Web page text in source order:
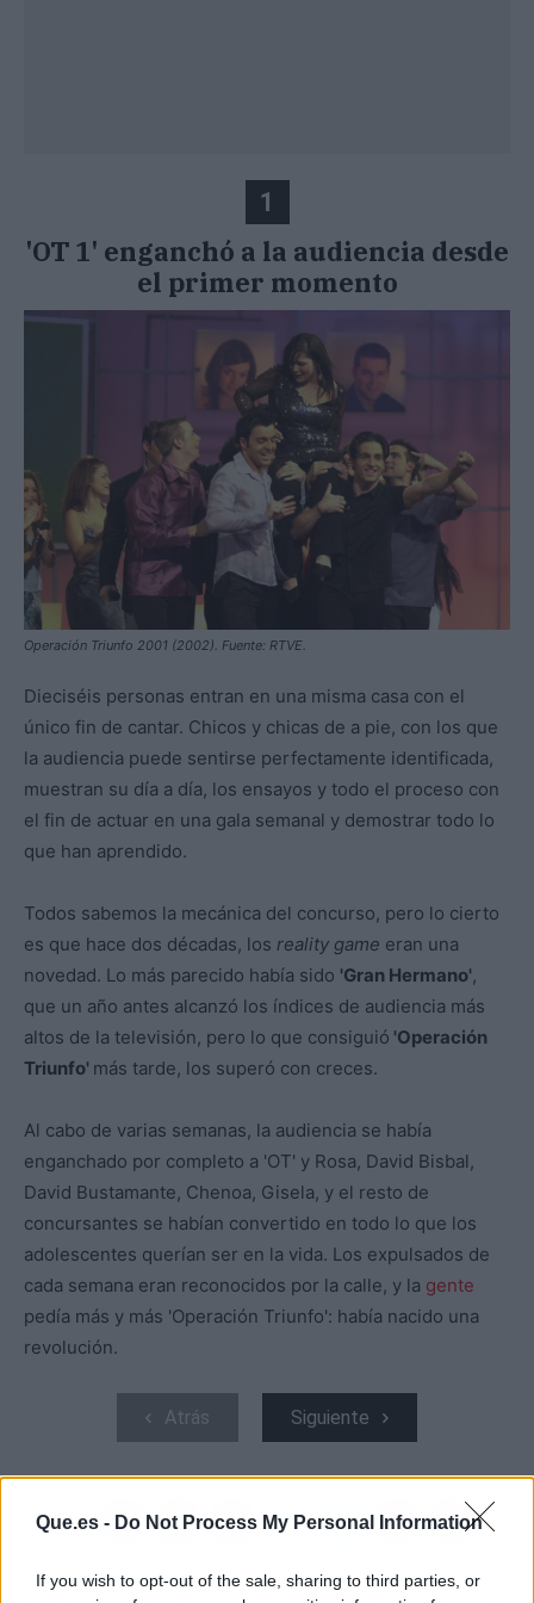
Que.es - Do Not Process My Personal Information
If you wish to opt-out of the sale, sharing to third parties, or
1
'OT 1' enganchó a la audiencia desde
el primer momento
Operación Triunfo 2001 (2002). Fuente: RTVE.
Dieciséis personas entran en una misma casa con el
único fin de cantar. Chicos y chicas de a pie, con los que
la audiencia puede sentirse perfectamente identificada,
muestran su día a día, los ensayos y todo el proceso con
el fin de actuar en una gala semanal y demostrar todo lo
que han aprendido.
Todos sabemos la mecánica del concurso, pero lo cierto
es que hace dos décadas, los reality game eran una
novedad. Lo más parecido había sido 'Gran Hermano',
que un año antes alcanzó los índices de audiencia más
altos de la televisión, pero lo que consiguió 'Operación
Triunfo' más tarde, los superó con creces.
Al cabo de varias semanas, la audiencia se había
enganchado por completo a 'OT' y Rosa, David Bisbal,
David Bustamante, Chenoa, Gisela, y el resto de
concursantes se habían convertido en todo lo que los
adolescentes querían ser en la vida. Los expulsados de
cada semana eran reconocidos por la calle, y la gente
pedía más y más 'Operación Triunfo': había nacido una
revolución.
Atrás Siguiente